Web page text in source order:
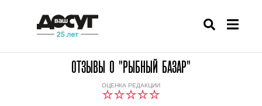
ОТЗЫВЫ О "РЫБНЫЙ БАЗАР"
ОЦЕНКА РЕДАКЦИИ